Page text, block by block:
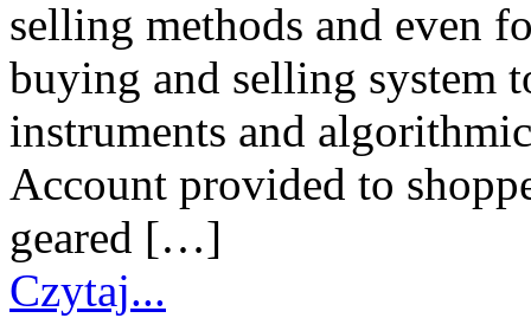
selling methods and even
buying and selling system
instruments and
Account provided to
geared […]
Czytaj...